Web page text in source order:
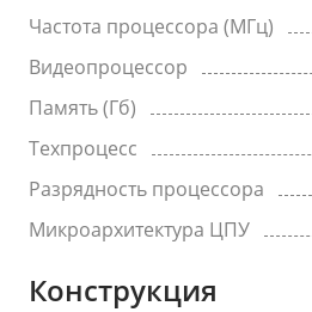
Частота процессора (МГц)
Видеопроцессор
Память (Гб)
Техпроцесс
Разрядность процессора
Микроархитектура ЦПУ
Конструкция